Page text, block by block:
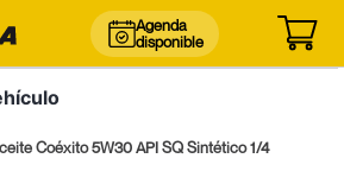
Agenda
disponible
Coéxito 5W30 API SQ Sintético 1/4